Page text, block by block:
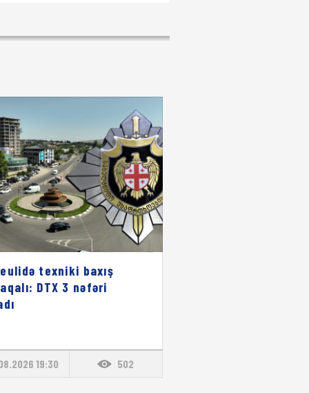
texniki baxış
DTX 3 nəfəri
19:30 502